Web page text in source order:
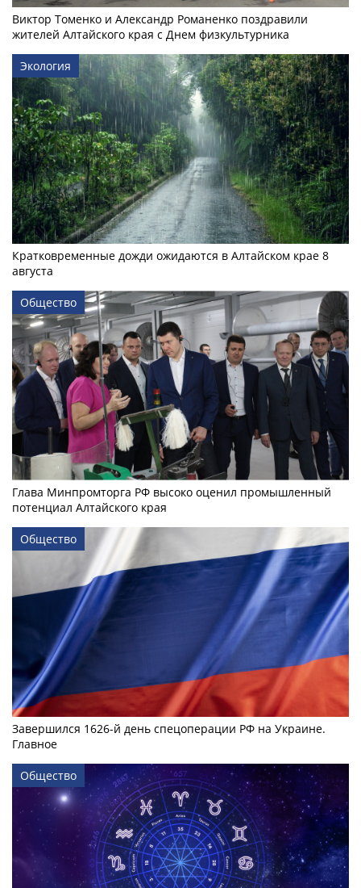
Виктор Томенко и Александр Романенко поздравили
жителей Алтайского края с Днем физкультурника
Экология
Кратковременные дожди ожидаются в Алтайском крае 8
августа
Общество
Глава Минпромторга РФ высоко оценил промышленный
потенциал Алтайского края
Общество
Завершился 1626-й день спецоперации РФ на Украине.
Главное
Общество